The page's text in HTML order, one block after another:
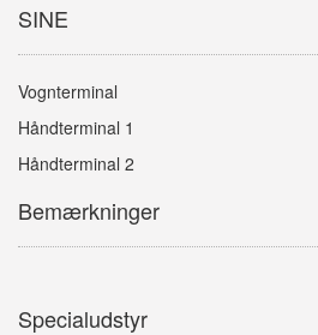
SINE
Vognterminal
Håndterminal 1
Håndterminal 2
Bemærkninger
Specialudstyr